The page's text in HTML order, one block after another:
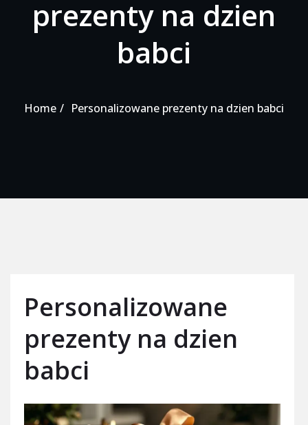
prezenty na dzien
babci
Home Personalizowane prezenty na dzien babci
Personalizowane
prezenty na dzien
babci